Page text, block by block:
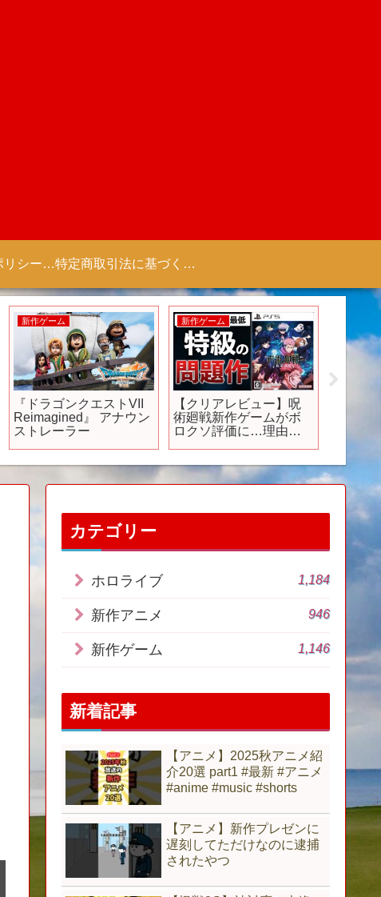
プライバシーポリシー 【Colorful Creation】 特定商取引法に基づく表記（商取引に関する開示）
新作ゲーム
『ドラゴンクエストVII
Reimagined』 アナウン
ストレーラー
新作ゲーム
【クリアレビュー】呪
術廻戦新作ゲームがボ
ロクソ評価に…理由は
だにぇ
こ】
カテゴリー
ホロライブ 1,184
新作アニメ 946
新作ゲーム 1,146
新着記事
【アニメ】2025秋アニメ紹
介20選 part1 #最新 #アニメ
#anime #music #shorts
【アニメ】新作プレゼンに
遅刻してただけなのに逮捕
されたやつ